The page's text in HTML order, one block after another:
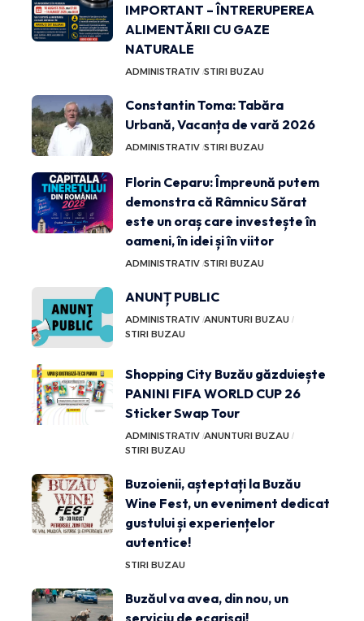
IMPORTANT – ÎNTRERUPEREA
ALIMENTĂRII CU GAZE
NATURALE
ADMINISTRATIV STIRI BUZAU
Constantin Toma: Tabăra
Urbană, Vacanța de vară 2026
ADMINISTRATIV STIRI BUZAU
Florin Ceparu: Împreună putem
demonstra că Râmnicu Sărat
este un oraș care investește în
oameni, în idei și în viitor
ADMINISTRATIV STIRI BUZAU
ANUNȚ PUBLIC
ADMINISTRATIV ANUNTURI BUZAU
STIRI BUZAU
Shopping City Buzău găzduiește
PANINI FIFA WORLD CUP 26
Sticker Swap Tour
ADMINISTRATIV ANUNTURI BUZAU
STIRI BUZAU
Buzoienii, așteptați la Buzău
Wine Fest, un eveniment dedicat
gustului și experiențelor
autentice!
STIRI BUZAU
Buzăul va avea, din nou, un
serviciu de ecarisaj!